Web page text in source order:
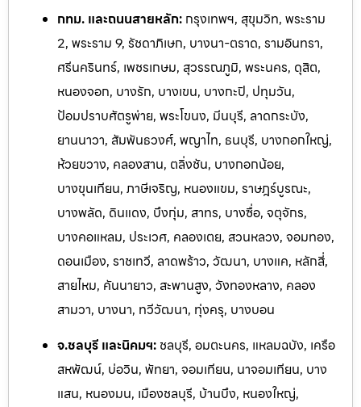
กทม. และถนนสายหลัก: กรุงเทพฯ, สุขุมวิท, พระราม
2, พระราม 9, รัชดาภิเษก, บางนา-ตราด, รามอินทรา,
ศรีนครินทร์, เพชรเกษม, สุวรรณภูมิ, พระนคร, ดุสิต,
หนองจอก, บางรัก, บางเขน, บางกะปิ, ปทุมวัน,
ป้อมปราบศัตรูพ่าย, พระโขนง, มีนบุรี, ลาดกระบัง,
ยานนาวา, สัมพันธวงศ์, พญาไท, ธนบุรี, บางกอกใหญ่,
ห้วยขวาง, คลองสาน, ตลิ่งชัน, บางกอกน้อย,
บางขุนเทียน, ภาษีเจริญ, หนองแขม, ราษฎร์บูรณะ,
บางพลัด, ดินแดง, บึงกุ่ม, สาทร, บางซื่อ, จตุจักร,
บางคอแหลม, ประเวศ, คลองเตย, สวนหลวง, จอมทอง,
ดอนเมือง, ราชเทวี, ลาดพร้าว, วัฒนา, บางแค, หลักสี่,
สายไหม, คันนายาว, สะพานสูง, วังทองหลาง, คลอง
สามวา, บางนา, ทวีวัฒนา, ทุ่งครุ, บางบอน
จ.ชลบุรี และนิคมฯ: ชลบุรี, อมตะนคร, แหลมฉบัง, เครือ
สหพัฒน์, บ่อวิน, พัทยา, จอมเทียน, นาจอมเทียน, บาง
แสน, หนองมน, เมืองชลบุรี, บ้านบึง, หนองใหญ่,